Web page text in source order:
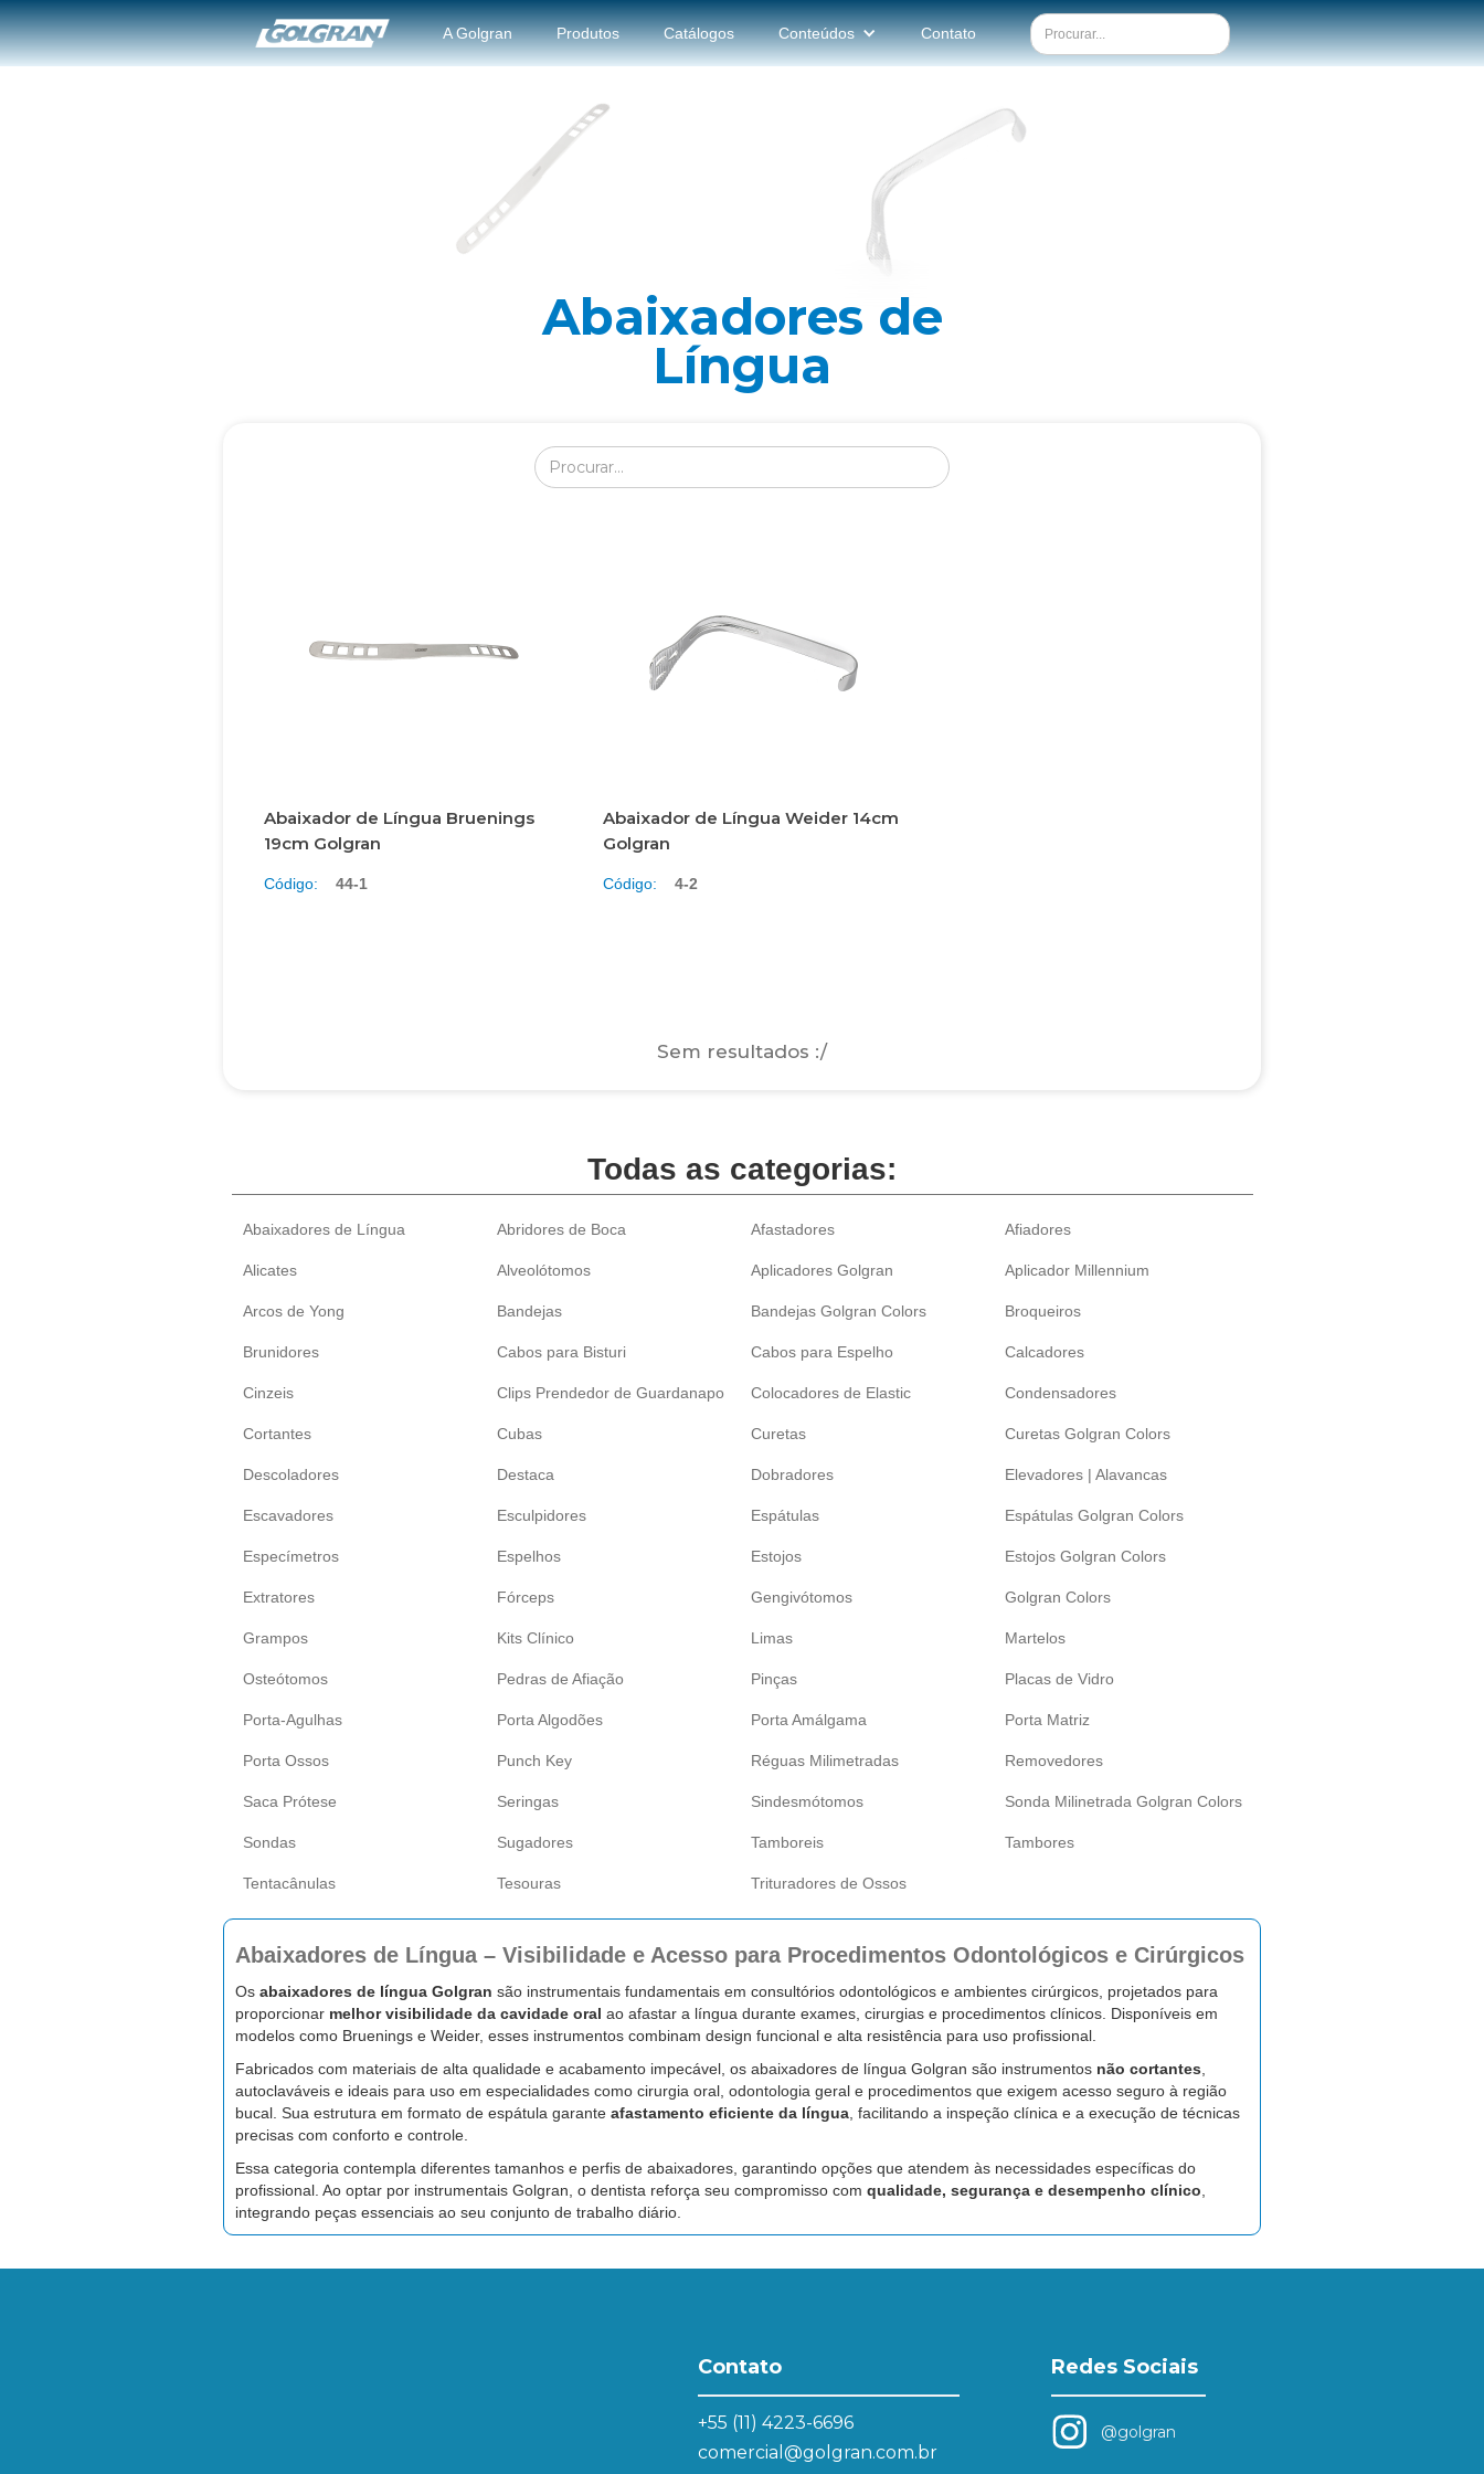
A Golgran Produtos Catálogos Conteúdos Contato
Abaixadores de
Língua
Abaixador de Língua Bruenings
19cm Golgran
Código: 44-1
Abaixador de Língua Weider 14cm
Golgran
Código: 4-2
Sem resultados :/
Todas as categorias:
Abaixadores de Língua Abridores de Boca Afastadores Afiadores
Alicates Alveolótomos Aplicadores Golgran Aplicador Millennium
Arcos de Yong Bandejas Bandejas Golgran Colors Broqueiros
Brunidores Cabos para Bisturi Cabos para Espelho Calcadores
Cinzeis Clips Prendedor de Guardanapo Colocadores de Elastic Condensadores
Cortantes Cubas Curetas Curetas Golgran Colors
Descoladores Destaca Dobradores Elevadores | Alavancas
Escavadores Esculpidores Espátulas Espátulas Golgran Colors
Especímetros Espelhos Estojos Estojos Golgran Colors
Extratores Fórceps Gengivótomos Golgran Colors
Grampos Kits Clínico Limas Martelos
Osteótomos Pedras de Afiação Pinças Placas de Vidro
Porta-Agulhas Porta Algodões Porta Amálgama Porta Matriz
Porta Ossos Punch Key Réguas Milimetradas Removedores
Saca Prótese Seringas Sindesmótomos Sonda Milinetrada Golgran Colors
Sondas Sugadores Tamboreis Tambores
Tentacânulas Tesouras Trituradores de Ossos
Abaixadores de Língua – Visibilidade e Acesso para Procedimentos Odontológicos e Cirúrgicos
Os abaixadores de língua Golgran são instrumentais fundamentais em consultórios odontológicos e ambientes cirúrgicos, projetados para
proporcionar melhor visibilidade da cavidade oral ao afastar a língua durante exames, cirurgias e procedimentos clínicos. Disponíveis em
modelos como Bruenings e Weider, esses instrumentos combinam design funcional e alta resistência para uso profissional.
Fabricados com materiais de alta qualidade e acabamento impecável, os abaixadores de língua Golgran são instrumentos não cortantes
autoclaváveis e ideais para uso em especialidades como cirurgia oral, odontologia geral e procedimentos que exigem acesso seguro à região
bucal. Sua estrutura em formato de espátula garante afastamento eficiente da língua , facilitando a inspeção clínica e a execução de técnicas
precisas com conforto e controle.
Essa categoria contempla diferentes tamanhos e perfis de abaixadores, garantindo opções que atendem às necessidades específicas do
profissional. Ao optar por instrumentais Golgran, o dentista reforça seu compromisso com qualidade, segurança e desempenho clínico
integrando peças essenciais ao seu conjunto de trabalho diário.
Contato
+55 (11) 4223-6696
comercial@golgran.com.br
Redes Sociais
@golgran